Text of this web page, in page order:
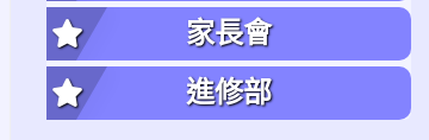
家長會
進修部